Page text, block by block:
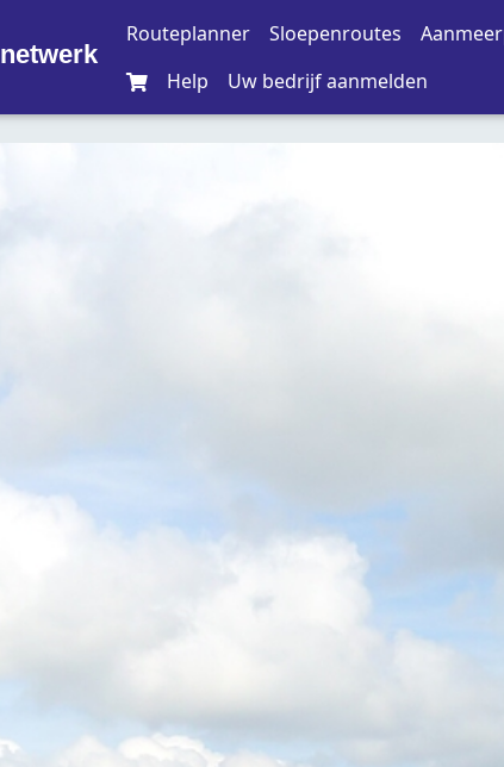
netwerk
Routeplanner Sloepenroutes
Help
Uw bedrijf aanmelden